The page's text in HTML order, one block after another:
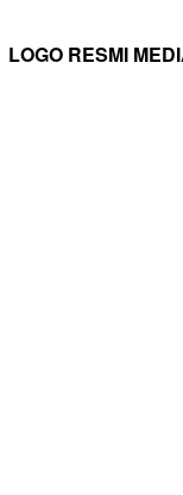
LOGO RESMI